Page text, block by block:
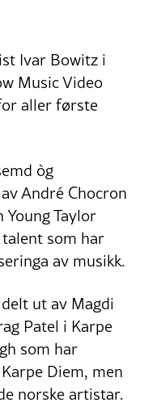
Ivar Bowitz i
Music Video
aller første
òg
André Chocron
Taylor
som har
av musikk.
ut av Magdi
Patel i Karpe
som har
Diem, men
norske artistar.